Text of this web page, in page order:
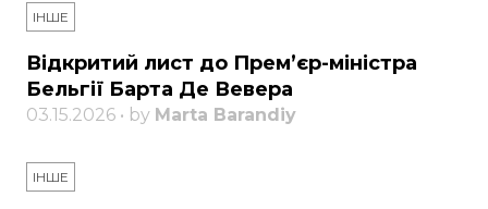
ІНШЕ
Відкритий лист до Прем’єр-міністра
Бельгії Барта Де Вевера
03.15.2026 • by Marta Barandiy
ІНШЕ